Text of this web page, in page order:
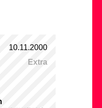
Extra
10.11.2000